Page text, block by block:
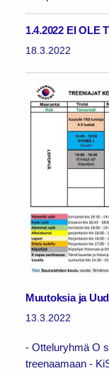
1.4.2022 EI OLE
18.3.2022
Muutoksia ja
13.3.2022
- Otteluryhmä O
treenaamaan -